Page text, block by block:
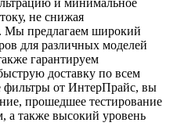
не снижая
Мы предлагаем широкий
для различных моделей
гарантируем
доставку по всем
от ИнтерПрайс, вы
прошедшее тестирование
а также высокий уровень